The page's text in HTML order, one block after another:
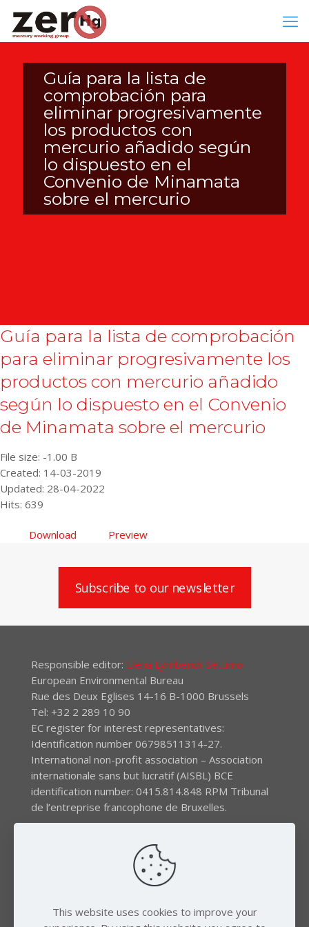
Guía para la lista de
comprobación para
eliminar progresivamente
los productos con
mercurio añadido según
lo dispuesto en el
Convenio de Minamata
sobre el mercurio
Guía para la lista de comprobación
para eliminar progresivamente los
productos con mercurio añadido
según lo dispuesto en el Convenio
de Minamata sobre el mercurio
File size: -1.00 B
Created: 14-03-2019
Updated: 28-04-2022
Hits: 639
Download Preview
Subscribe to our newsletter
Responsible editor: Elena Lymberidi-Settimo
European Environmental Bureau
Rue des Deux Eglises 14-16 B-1000 Brussels
Tel: +32 2 289 10 90
EC register for interest representatives:
Identification number 06798511314-27.
International non-profit association – Association
internationale sans but lucratif (AISBL) BCE
identification number: 0415.814.848 RPM Tribunal
de l’entreprise francophone de Bruxelles.
The EEB gratefully acknowledges financial support by
the LIFE program of the European Union and the
the Swedish Society for Nature Conservation (SSNC).
This website uses cookies to improve your